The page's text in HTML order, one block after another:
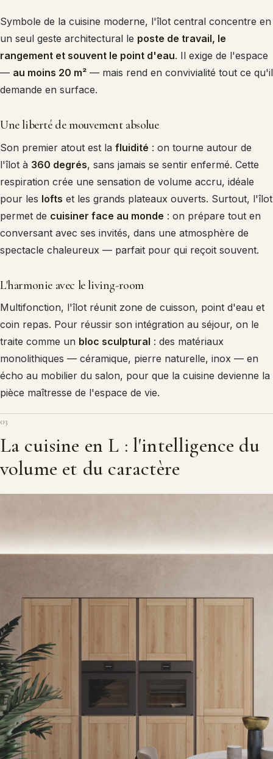
Symbole de la cuisine moderne, l'îlot central concentre en
un seul geste architectural le poste de travail, le
rangement et souvent le point d'eau. Il exige de l'espace
— au moins 20 m² — mais rend en convivialité tout ce qu'il
demande en surface.
Une liberté de mouvement absolue
Son premier atout est la fluidité : on tourne autour de
l'îlot à 360 degrés, sans jamais se sentir enfermé. Cette
respiration crée une sensation de volume accru, idéale
pour les lofts et les grands plateaux ouverts. Surtout, l'îlot
permet de cuisiner face au monde : on prépare tout en
conversant avec ses invités, dans une atmosphère de
spectacle chaleureux — parfait pour qui reçoit souvent.
L'harmonie avec le living-room
Multifonction, l'îlot réunit zone de cuisson, point d'eau et
coin repas. Pour réussir son intégration au séjour, on le
traite comme un bloc sculptural : des matériaux
monolithiques — céramique, pierre naturelle, inox — en
écho au mobilier du salon, pour que la cuisine devienne la
pièce maîtresse de l'espace de vie.
03
La cuisine en L : l'intelligence du
volume et du caractère